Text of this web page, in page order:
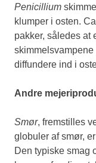
Penicillium
klumper i osten.
pakker, således at
skimmelsvampene
diffundere ind i
Andre
Smør, fremstilles
globuler af smør,
Den typiske smag